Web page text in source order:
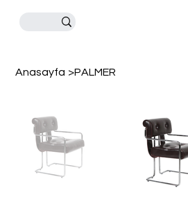
Anasayfa >PALMER